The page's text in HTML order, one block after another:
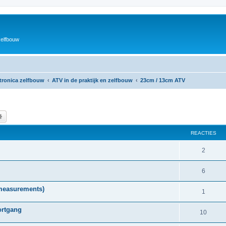
zelfbouw ATV in de praktijk en zelfbouw 23cm / 13cm ATV
REACTIES
2R
e
t
i
6R
e
c
t
1
e
10R